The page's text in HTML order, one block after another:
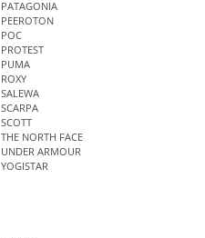
PATAGONIA
PEEROTON
POC
PROTEST
PUMA
ROXY
SALEWA
SCARPA
SCOTT
THE NORTH FACE
UNDER ARMOUR
YOGISTAR